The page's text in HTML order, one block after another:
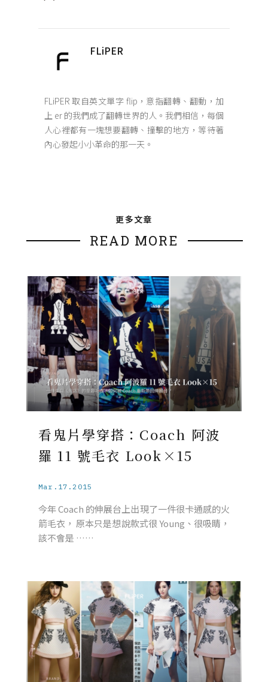
FLiPER
FLiPER 取自英文單字 flip，意指翻轉、翻動，加
上 er 的我們成了翻轉世界的人。我們相信，每個
人心裡都有一塊想要翻轉、撞擊的地方，等待著
內心發起小小革命的那一天。
更多文章
READ MORE
看鬼片學穿搭：Coach 阿波
羅 11 號毛衣 Look×15
Mar.17.2015
今年 Coach 的伸展台上出現了一件很卡通感的火
箭毛衣， 原本只是想說款式很 Young、很吸睛，
該不會是 ……